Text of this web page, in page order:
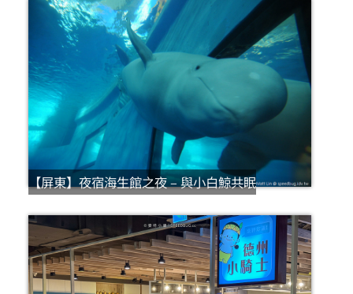
【屏東】夜宿海生館之夜 – 與小白鯨共眠